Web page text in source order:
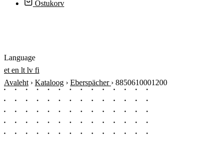
Ostukorv
Language
et en lt lv fi
Avaleht › Kataloog › Eberspächer › 8850610001200